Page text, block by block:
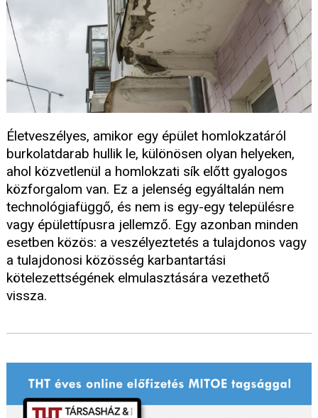
Életveszélyes, amikor egy épület homlokzatáról
burkolatdarab hullik le, különösen olyan helyeken,
ahol közvetlenül a homlokzati sík előtt gyalogos
közforgalom van. Ez a jelenség egyáltalán nem
technológiafüggő, és nem is egy-egy településre
vagy épülettípusra jellemző. Egy azonban minden
esetben közös: a veszélyeztetés a tulajdonos vagy
a tulajdonosi közösség karbantartási
kötelezettségének elmulasztására vezethető
vissza.